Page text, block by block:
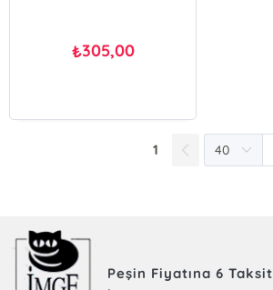
₺305,00
1
Peşin Fiyatına 6 Taksit